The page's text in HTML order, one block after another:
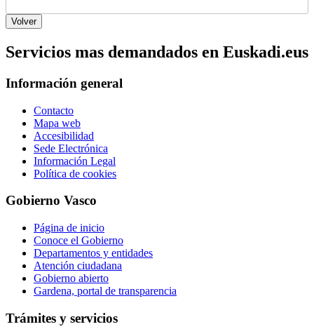
Servicios mas demandados en Euskadi.eus
Información general
Contacto
Mapa web
Accesibilidad
Sede Electrónica
Información Legal
Política de cookies
Gobierno Vasco
Página de inicio
Conoce el Gobierno
Departamentos y entidades
Atención ciudadana
Gobierno abierto
Gardena, portal de transparencia
Trámites y servicios